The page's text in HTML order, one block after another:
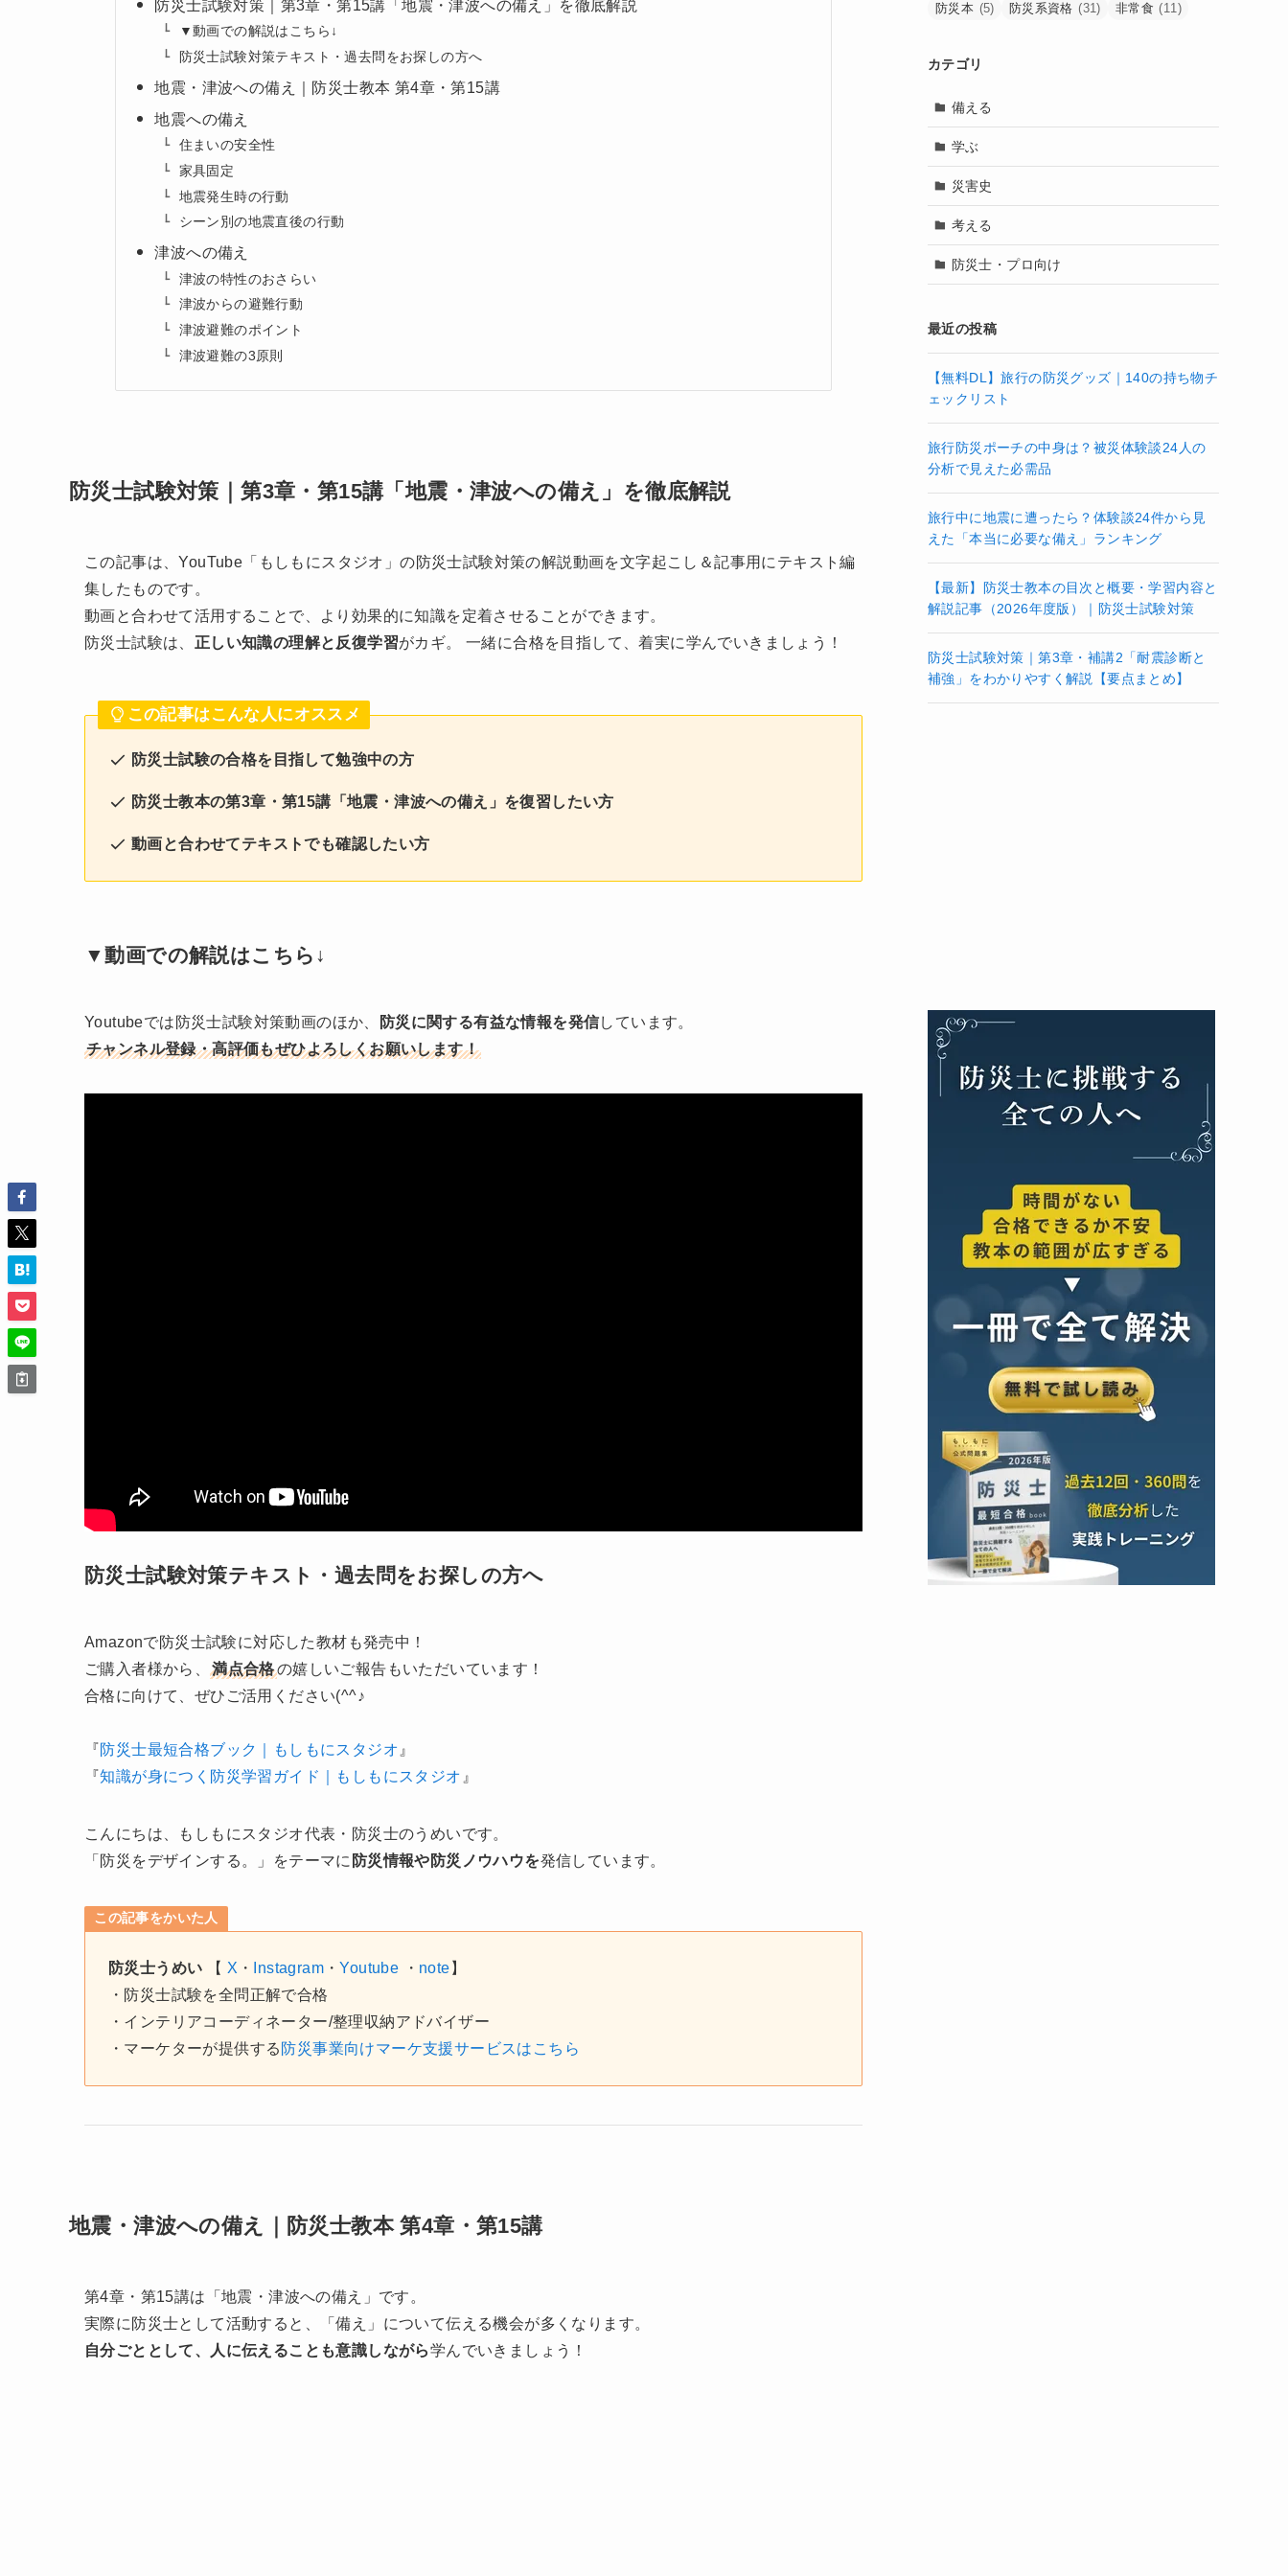
防災士試験対策｜第3章・第15講「地震・津波への備え」を徹底解説
▼動画での解説はこちら↓
防災士試験対策テキスト・過去問をお探しの方へ
地震・津波への備え｜防災士教本 第4章・第15講
地震への備え
住まいの安全性
家具固定
地震発生時の行動
シーン別の地震直後の行動
津波への備え
津波の特性のおさらい
津波からの避難行動
津波避難のポイント
津波避難の3原則
防災士試験対策｜第3章・第15講「地震・津波への備え」を徹底解説
この記事は、YouTube「もしもにスタジオ」の防災士試験対策の解説動画を文字起こし＆記事用にテキスト編
集したものです。
動画と合わせて活用することで、より効果的に知識を定着させることができます。
防災士試験は、 正しい知識の理解と反復学習がカギ。 一緒に合格を目指して、着実に学んでいきましょう！
この記事はこんな人にオススメ
防災士試験の合格を目指して勉強中の方
防災士教本の第3章・第15講「地震・津波への備え」を復習したい方
動画と合わせてテキストでも確認したい方
▼動画での解説はこちら↓
Youtubeでは防災士試験対策動画のほか、 防災に関する有益な情報を発信しています。
チャンネル登録・高評価もぜひよろしくお願いします！
防災士試験対策テキスト・過去問をお探しの方へ
Amazonで防災士試験に対応した教材も発売中！
ご購入者様から、
満点合格の嬉しいご報告もいただいています！
合格に向けて、ぜひご活用ください(^^♪
『防災士最短合格ブック｜もしもにスタジオ 』
『知識が身につく防災学習ガイド｜もしもにスタジオ 』
こんにちは、もしもにスタジオ代表・防災士のうめいです。
「防災をデザインする。」をテーマに 防災情報や防災ノウハウを発信しています。
この記事をかいた人
防災士うめい 【 X ・ Instagram ・Youtube ・ note 】
・防災士試験を全問正解で合格
・インテリアコーディネーター/整理収納アドバイザー
・マーケターが提供する 防災事業向けマーケ支援サービスはこちら
地震・津波への備え｜防災士教本 第4章・第15講
第4章・第15講は「地震・津波への備え」です。
実際に防災士として活動すると、「備え」について伝える機会が多くなります。
自分ごととして、人に伝えることも意識しながら学んでいきましょう！
防災本 (5) 防災系資格 (31) 非常食 (11)
カテゴリ
備える
学ぶ
災害史
考える
防災士・プロ向け
最近の投稿
【無料DL】旅行の防災グッズ｜140の持ち物チ
ェックリスト
旅行防災ポーチの中身は？被災体験談24人の
分析で見えた必需品
旅行中に地震に遭ったら？体験談24件から見
えた「本当に必要な備え」ランキング
【最新】防災士教本の目次と概要・学習内容と
解説記事（2026年度版）｜防災士試験対策
防災士試験対策｜第3章・補講2「耐震診断と
補強」をわかりやすく解説【要点まとめ】